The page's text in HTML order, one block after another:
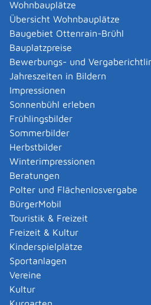
Wohnbauplätze
Übersicht Wohnbauplätze
Baugebiet Ottenrain-Brühl
Bauplatzpreise
Bewerbungs- und
Jahreszeiten in Bildern
Impressionen
Sonnenbühl erleben
Frühlingsbilder
Sommerbilder
Herbstbilder
Winterimpressionen
Beratungen
Polter und Flächenlosvergabe
BürgerMobil
Touristik & Freizeit
Freizeit & Kultur
Kinderspielplätze
Sportanlagen
Vereine
Kultur
Verantwortung einer
Pflegefachperson stehen
Voraussetzungen gelten:
Erfolgreicher Abschluss
Pflegefachfrau,
und Krankenpflegerin,
Krankenpfleger,
Kinderkrankenpflegerin,
Kinderkrankenpfleger,
Altenpfleger, staatlich
Heilerziehungspflegerin
anerkannter
Leistungen des
pflegebedürftige
werden.
innerhalb der letzten
zwei Jahre
vorgenannten Berufe.
Erfolgreicher Abschluss